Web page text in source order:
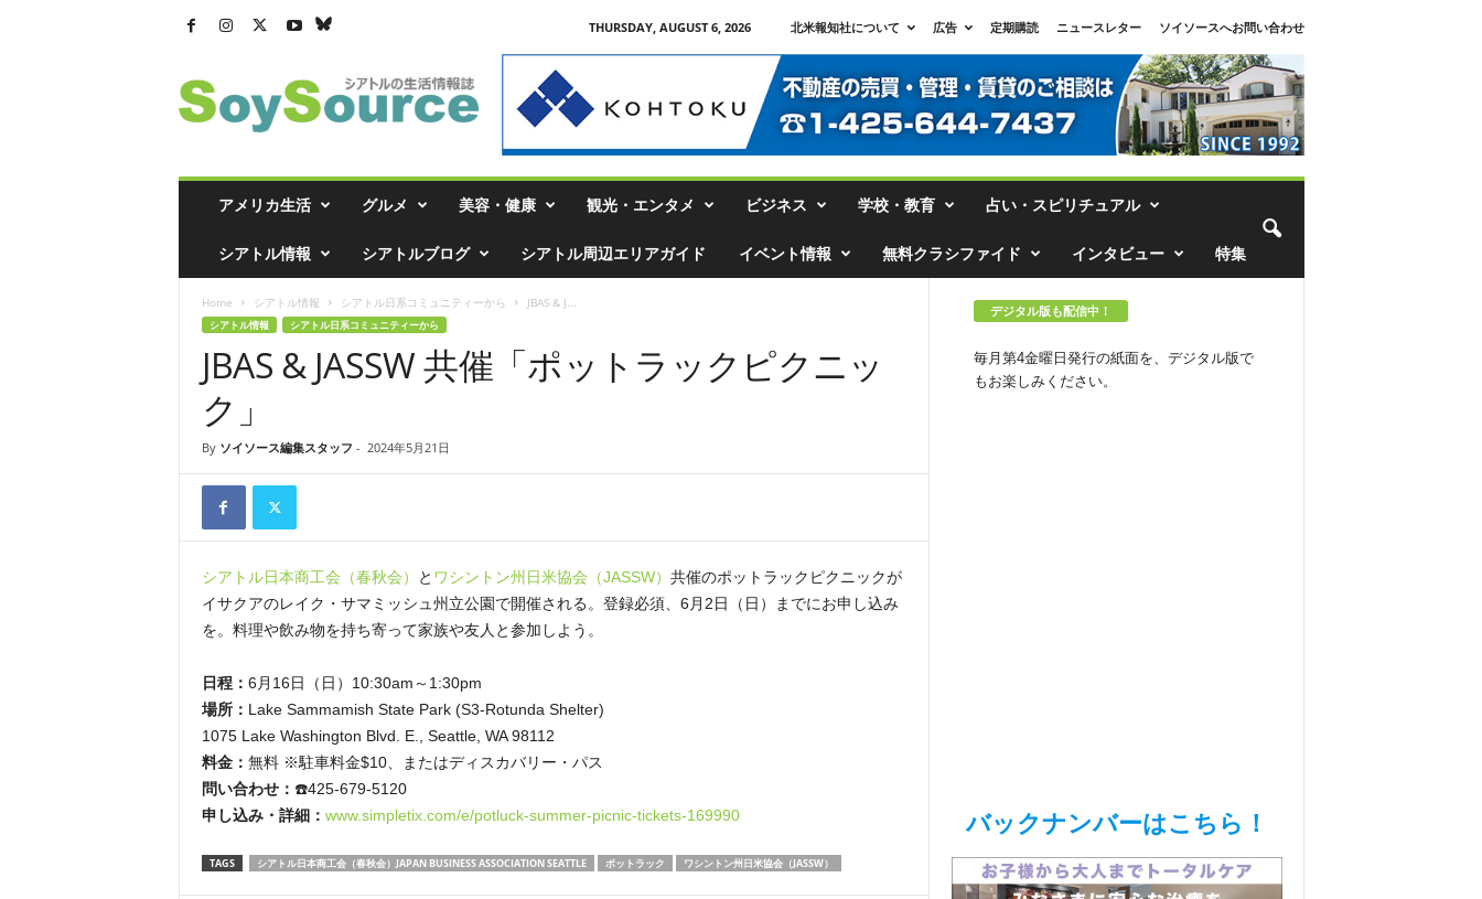
THURSDAY, AUGUST 6, 2026 北米報知社について 広告 定期購読 ニュースレター
ソイソースへお問い合わせ
ト
ル
アメリカ生活 グルメ 美容・健康 観光・エンタメ ビジネス 学校・教育 占い・スピリチュアル
シアトル情報 シアトルブログ シアトル周辺エリアガイド イベント情報 無料クラシファイド インタビュー 特集
Home シアトル情報 シアトル日系コミュニティーから JBAS & J...
シアトル情報 シアトル日系コミュニティーから
JBAS & JASSW 共催「ポットラックピクニッ
ク」
By ソイソース編集スタッフ - 2024年5月21日
シアトル日本商工会（春秋会） と ワシントン州日米協会（JASSW） 共催のポットラックピクニックが
イサクアのレイク・サマミッシュ州立公園で開催される。登録必須、6月2日（日）までにお申し込み
を。料理や飲み物を持ち寄って家族や友人と参加しよう。
日程： 6月16日（日）10:30am～1:30pm
場所： Lake Sammamish State Park (S3-Rotunda Shelter)
1075 Lake Washington Blvd. E., Seattle, WA 98112
料金： 無料 ※駐車料金$10、またはディスカバリー・パス
問い合わせ： ☎️425-679-5120
申し込み・詳細： www.simpletix.com/e/potluck-summer-picnic-tickets-169990
TAGS シアトル日本商工会（春秋会）JAPAN BUSINESS ASSOCIATION SEATTLE ポットラック ワシントン州日米協会（JASSW）
デジタル版も配信中！
毎月第4金曜日発行の紙面を、デジタル版で
もお楽しみください。
バックナンバーはこちら！